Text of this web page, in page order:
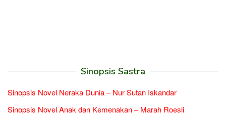
Sinopsis Sastra
Sinopsis Novel Neraka Dunia – Nur Sutan Iskandar
Sinopsis Novel Anak dan Kemenakan – Marah Roesli